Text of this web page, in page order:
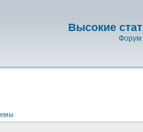
Высокие
Форум